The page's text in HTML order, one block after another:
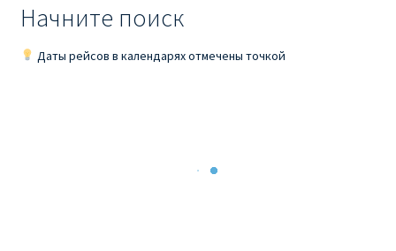
RYANAIR PL ОТ € 9
Начните поиск
Даты рейсов в календарях отмечены точкой